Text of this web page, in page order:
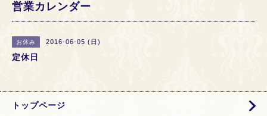
営業カレンダー
お休み 2016-06-05 (日)
定休日
トップページ